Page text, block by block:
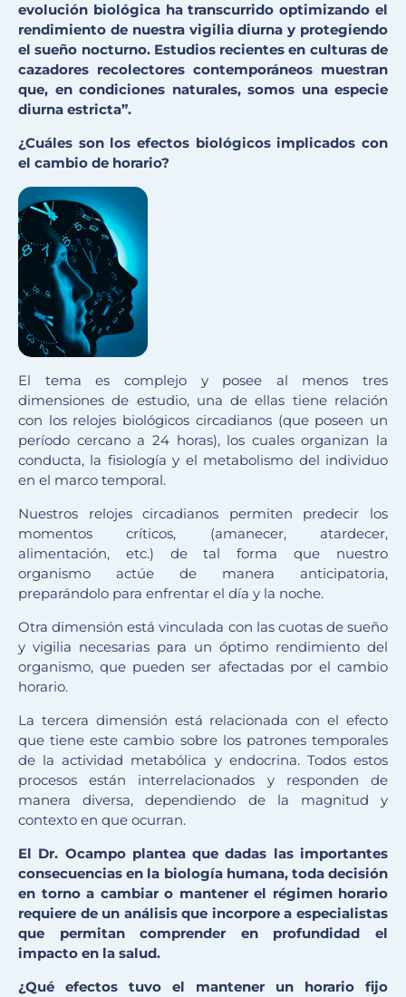
evolución biológica ha transcurrido optimizando el
rendimiento de nuestra vigilia diurna y protegiendo
el sueño nocturno. Estudios recientes en culturas de
cazadores recolectores contemporáneos muestran
que, en condiciones naturales, somos una especie
diurna estricta”.
¿Cuáles son los efectos biológicos implicados con
el cambio de horario?
El tema es complejo y posee al menos tres
dimensiones de estudio, una de ellas tiene relación
con los relojes biológicos circadianos (que poseen un
período cercano a 24 horas), los cuales organizan la
conducta, la fisiología y el metabolismo del individuo
en el marco temporal.
Nuestros relojes circadianos permiten predecir los
momentos críticos, (amanecer, atardecer,
alimentación, etc.) de tal forma que nuestro
organismo actúe de manera anticipatoria,
preparándolo para enfrentar el día y la noche.
Otra dimensión está vinculada con las cuotas de sueño
y vigilia necesarias para un óptimo rendimiento del
organismo, que pueden ser afectadas por el cambio
horario.
La tercera dimensión está relacionada con el efecto
que tiene este cambio sobre los patrones temporales
de la actividad metabólica y endocrina. Todos estos
procesos están interrelacionados y responden de
manera diversa, dependiendo de la magnitud y
contexto en que ocurran.
El Dr. Ocampo plantea que dadas las importantes
consecuencias en la biología humana, toda decisión
en torno a cambiar o mantener el régimen horario
requiere de un análisis que incorpore a especialistas
que permitan comprender en profundidad el
impacto en la salud.
¿Qué efectos tuvo el mantener un horario fijo